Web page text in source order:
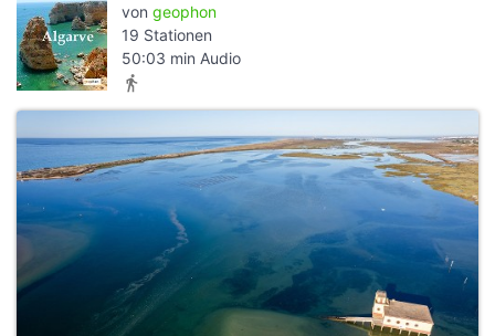
von geophon
19 Stationen
50:03 min Audio
directions_walk